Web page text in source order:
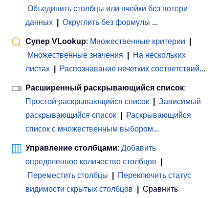
Объединить столбцы или ячейки без потери
данных
Округлить без формулы ...
Супер VLookup: Множественные критерии
Множественные значения
На нескольких
листах
Распознавание нечетких соответствий...
Расширенный раскрывающийся список:
Простой раскрывающийся список
Зависимый
раскрывающийся список
Раскрывающийся
список с множественным выбором...
Управление столбцами: Добавить
определенное количество столбцов
Переместить столбцы
Переключить статус
видимости скрытых столбцов
Сравнить